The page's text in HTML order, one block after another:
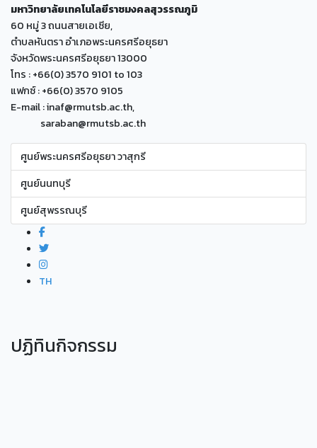
มหาวิทยาลัยเทคโนโลยีราชมงคลสุวรรณภูมิ
60 หมู่ 3 ถนนสายเอเซีย,
ตำบลหันตรา อำเภอพระนครศรีอยุธยา
จังหวัดพระนครศรีอยุธยา 13000
โทร : +66(0) 3570 9101 to 103
แฟกซ์ : +66(0) 3570 9105
E-mail : inaf@rmutsb.ac.th,
saraban@rmutsb.ac.th
ศูนย์พระนครศรีอยุธยา วาสุกรี
ศูนย์นนทบุรี
ศูนย์สุพรรณบุรี
TH
ปฏิทินกิจกรรม